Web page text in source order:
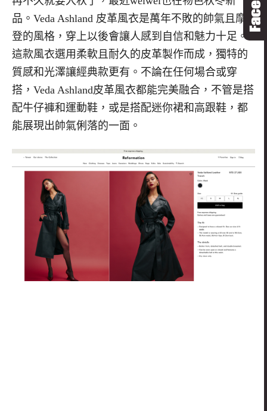
品。 Veda Ashland 皮革風衣是萬年不敗的帥氣且摩
登的風格，穿上以後會讓人感到自信和魅力十足。
這款風衣選用柔軟且耐久的皮革製作而成，獨特的
質感和光澤讓經典款更有。不論在任何場合或穿
搭， Veda Ashland皮革風衣都能完美融合，不管是搭
配牛仔褲和運動鞋，或是搭配迷你裙和高跟鞋，都
能展現出帥氣俐落的一面。